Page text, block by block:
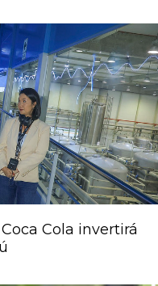
Cola invertirá